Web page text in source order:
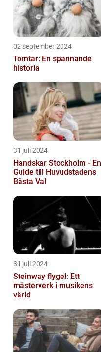
02 september 2024
Tomtar: En spännande
historia
31 juli 2024
Handskar Stockholm - En
Guide till Huvudstadens
Bästa Val
31 juli 2024
Steinway flygel: Ett
mästerverk i musikens
värld